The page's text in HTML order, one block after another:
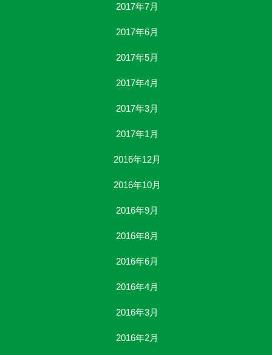
2017年7月
2017年6月
2017年5月
2017年4月
2017年3月
2017年1月
2016年12月
2016年10月
2016年9月
2016年8月
2016年6月
2016年4月
2016年3月
2016年2月